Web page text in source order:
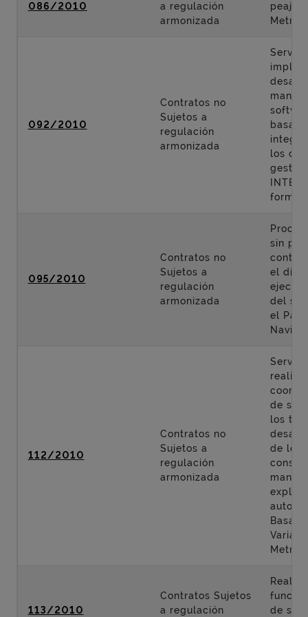
086/2010
a regulación
armonizada
peaje
092/2010
Contratos no
Sujetos a
regulación
armonizada
los
095/2010
Contratos no
Sujetos a
regulación
armonizada
sin
el
del
el
112/2010
Contratos no
Sujetos a
regulación
armonizada
de
los
de los
113/2010
Contratos Sujetos
a regulación
de